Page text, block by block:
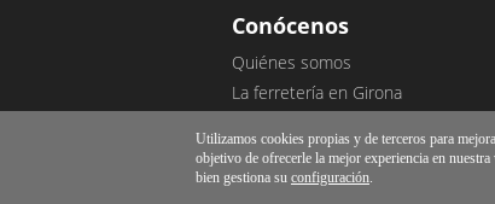
Conócenos
Quiénes somos
La ferretería en Girona
Opiniones de clientes
Utilizamos cookies propias y de terceros para
objetivo de ofrecerle la mejor experiencia en
bien gestiona su configuración.